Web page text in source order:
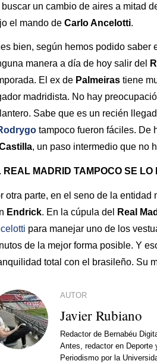
buscar un cambio de aires a mitad
el mando de Carlo Ancelotti.
bien, según hemos podido saber
manera a día de hoy salir del
El ex de Palmeiras tiene
madridista. No hay
Sabe que es un recién
tampoco fueron fáciles. De
, un paso intermedio que no
REAL MADRID TAMPOCO SE LO
otra parte, en el seno de la
Endrick. En la cúpula del Real
para manejar uno de los
de la mejor forma posible. Y
total con el brasileño. Su
AUTOR
Javier Rubiano
Redactor de Bernabéu
Antes, redactor en Deporte
Periodismo por la